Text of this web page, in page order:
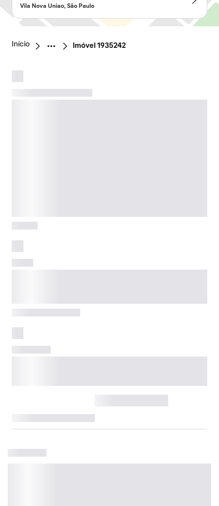
Vila Nova Uniao, São Paulo
Início Imóvel 1935242